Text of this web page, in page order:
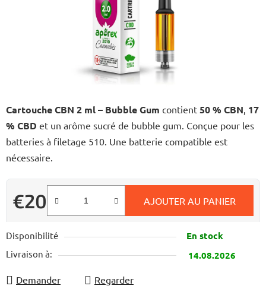
Cartouche CBN 2 ml – Bubble Gum contient 50 % CBN 17
% CBD et un arôme sucré de bubble gum. Conçue pour les
batteries à filetage 510. Une batterie compatible est
nécessaire.
€20
Prix de la mesure:
AJOUTER AU PANIER
Disponibilité En stock
Livraison à: 14.08.2026
Demander Regarder